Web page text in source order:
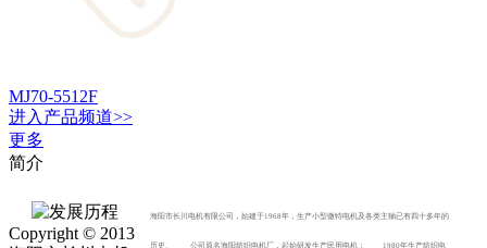
MJ70-5512F
进入 产品频道>>
更多
简介
海阳市长川电机有限公司，始建于1968年，生产小型微特电机及各类主轴已有四十多年的
历史。 公司原名海阳纺织电机厂，起始研发生产民用电机； 1980年生产纺织电
Copyright © 2013